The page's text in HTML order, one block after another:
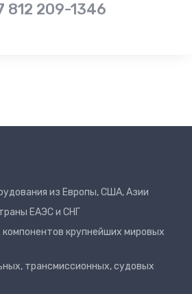
812 209-1346
из Европы, США, Азии
ЕАЭС и СНГ
крупнейших мировых
трансмиссионных, судовых